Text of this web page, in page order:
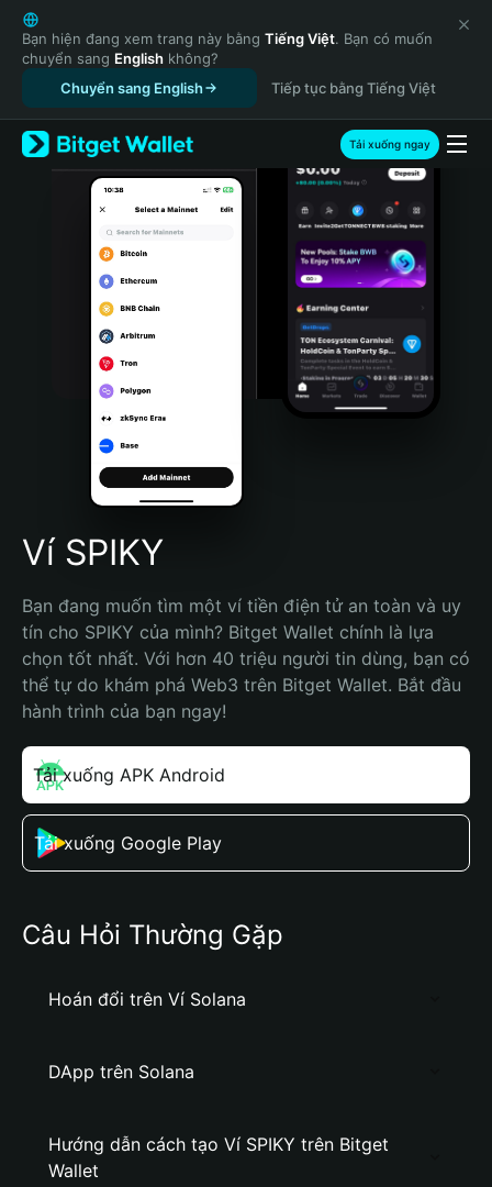
English
日本語
Tiếng Việt
Русский
Español (Latinoamérica)
Türkçe
Italiano
Português (Portugal)
Bahasa Indonesia
Português (Brasil)
Español (Argentina)
Bạn hiện đang xem trang này bằng Tiếng Việt. Bạn có muốn
chuyển sang English không?
Chuyển sang English
Tiếp tục bằng Tiếng Việt
Tải xuống ngay
Ví SPIKY
Bạn đang muốn tìm một ví tiền điện tử an toàn và uy
tín cho SPIKY của mình? Bitget Wallet chính là lựa
chọn tốt nhất. Với hơn 40 triệu người tin dùng, bạn có
thể tự do khám phá Web3 trên Bitget Wallet. Bắt đầu
hành trình của bạn ngay!
Tải xuống APK Android
Tải xuống Google Play
Câu Hỏi Thường Gặp
Hoán đổi trên Ví Solana
DApp trên Solana
Hướng dẫn cách tạo Ví SPIKY trên Bitget
Wallet